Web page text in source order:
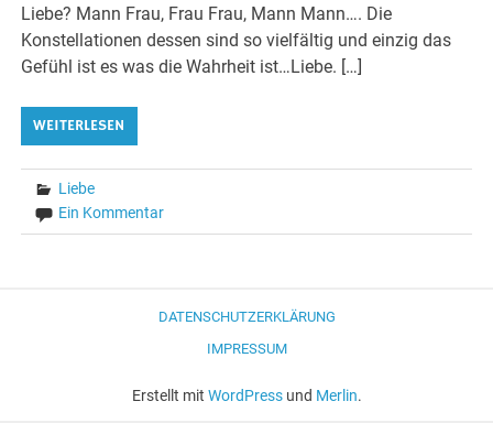
Liebe? Mann Frau, Frau Frau, Mann Mann…. Die
Konstellationen dessen sind so vielfältig und einzig das
Gefühl ist es was die Wahrheit ist…Liebe. […]
WEITERLESEN
Liebe
Ein Kommentar
DATENSCHUTZERKLÄRUNG
IMPRESSUM
Erstellt mit WordPressund Merlin.